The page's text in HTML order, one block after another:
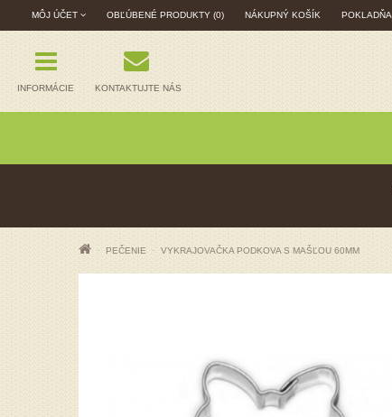
MÔJ ÚČET OBĽÚBENÉ PRODUKTY (0) NÁKUPNÝ KOŠÍK POKLADŇA
INFORMÁCIE KONTAKTUJTE NÁS
PEČENIE VYKRAJOVAČKA PODKOVA S MAŠĽOU 60MM